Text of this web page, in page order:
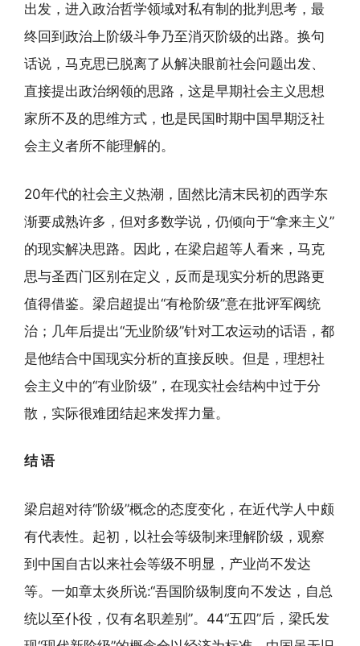
出发，进入政治哲学领域对私有制的批判思考，最
终回到政治上阶级斗争乃至消灭阶级的出路。换句
话说，马克思已脱离了从解决眼前社会问题出发、
直接提出政治纲领的思路，这是早期社会主义思想
家所不及的思维方式，也是民国时期中国早期泛社
会主义者所不能理解的。
20年代的社会主义热潮，固然比清末民初的西学东
渐要成熟许多，但对多数学说，仍倾向于“拿来主义”
的现实解决思路。因此，在梁启超等人看来，马克
思与圣西门区别在定义，反而是现实分析的思路更
值得借鉴。梁启超提出“有枪阶级”意在批评军阀统
治；几年后提出“无业阶级”针对工农运动的话语，都
是他结合中国现实分析的直接反映。但是，理想社
会主义中的“有业阶级”，在现实社会结构中过于分
散，实际很难团结起来发挥力量。
结 语
梁启超对待“阶级”概念的态度变化，在近代学人中颇
有代表性。起初，以社会等级制来理解阶级，观察
到中国自古以来社会等级不明显，产业尚不发达
等。一如章太炎所说:“吾国阶级制度向不发达，自总
统以至仆役，仅有名职差别”。44“五四”后，梁氏发